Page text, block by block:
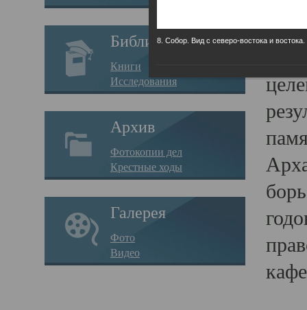
Библиотека
Книги
Исследования
Архив
Фотокопии дел
Крестные ходы
Галерея
Фото
Видео
8. Собор. Вид с северо-востока и востока.